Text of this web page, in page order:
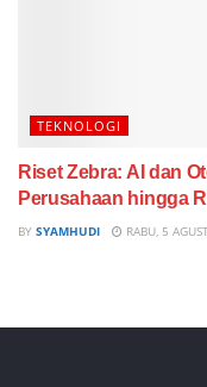
TEKNOLOGI
Riset Zebra: AI dan
Perusahaan hingga
BY SYAMHUDI RABU, 5